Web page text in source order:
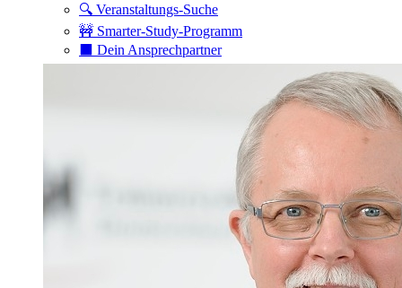
🔍 Veranstaltungs-Suche
🚧 Smarter-Study-Programm
⬛️ Dein Ansprechpartner